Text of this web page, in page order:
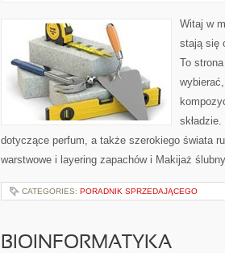
Witaj w
stają się
To
dotyczące perfum, a także szerokiego świata
warstwowe i layering zapachów i Makijaż
CATEGORIES: PORADNIK SPRZEDAJĄCEGO
BIOINFORMATYKA